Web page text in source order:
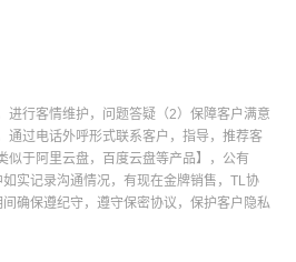
进行客情维护，问题答疑（2）保障客户满意
通过电话外呼形式联系客户，指导，推荐客
似于阿里云盘，百度云盘等产品】，公有
实记录沟通情况，有现在金牌销售，TL协
确保遵纪守，遵守保密协议，保护客户隐私